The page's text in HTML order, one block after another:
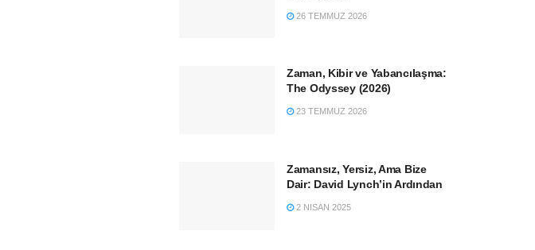
26 TEMMUZ 2026
Zaman, Kibir ve Yabancılaşma:
The Odyssey (2026)
23 TEMMUZ 2026
Zamansız, Yersiz, Ama Bize
Dair: David Lynch’in Ardından
2 NISAN 2025